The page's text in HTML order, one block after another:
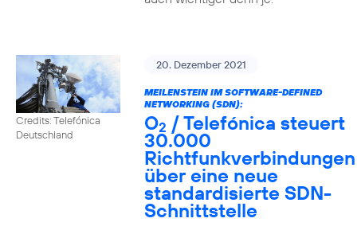
Credits: Telefónica
Deutschland
20. Dezember 2021
MEILENSTEIN IM SOFTWARE-DEFINED
NETWORKING (SDN):
O2 / Telefónica steuert
30.000
Richtfunkverbindungen
über eine neue
standardisierte SDN-
Schnittstelle